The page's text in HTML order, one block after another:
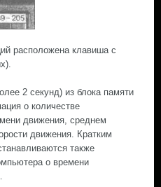
расположена клавиша с
2 секунд) из блока памяти
о количестве
движения, среднем
движения. Кратким
также
о времени